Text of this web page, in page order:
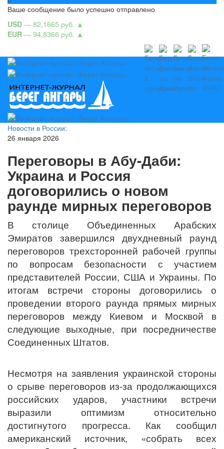
Ваше сообщение было успешно отправлено
USD — 82,1665 руб. ▲
EUR — 94,8366 руб. ▲
Новости в России:
26 января 2026
Переговоры в Абу-Даби:
Украина и Россия
договорились о новом
раунде мирных переговоров
В столице Объединенных Арабских
Эмиратов завершился двухдневный раунд
переговоров трехсторонней рабочей группы
по вопросам безопасности с участием
представителей России, США и Украины. По
итогам встречи стороны договорились о
проведении второго раунда прямых мирных
переговоров между Киевом и Москвой в
следующие выходные, при посредничестве
Соединенных Штатов.
Несмотря на заявления украинской стороны
о срыве переговоров из-за продолжающихся
российских ударов, участники встречи
выразили оптимизм относительно
достигнутого прогресса. Как сообщил
американский источник, «собрать всех